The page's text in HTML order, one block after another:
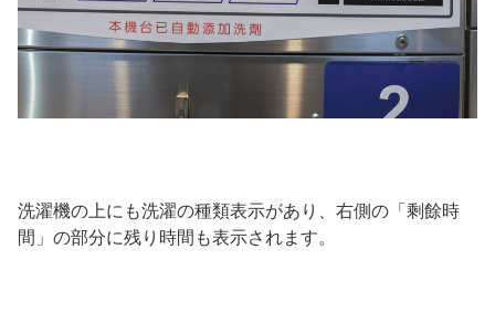
洗濯機の上にも洗濯の種類表示があり、右側の「剩餘時
間」の部分に残り時間も表示されます。